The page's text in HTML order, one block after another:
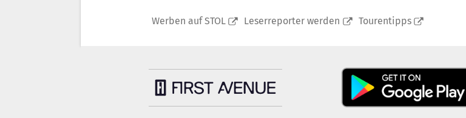
Werben auf STOL Leserreporter werden Tourentipps